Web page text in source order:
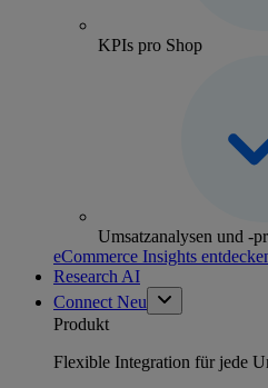
KPIs pro Shop
Umsatzanalysen und -
eCommerce Insights
Research AI
Connect Neu
Produkt
Flexible Integration für jede